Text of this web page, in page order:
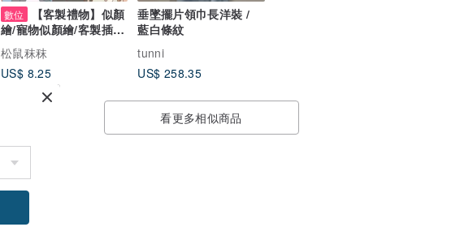
數位
【客製禮物】似顏
繪/寵物似顏繪/客製插畫
| 提供電子檔
松鼠秣秣
US$ 8.25
垂墜擺片領巾長洋裝 /
藍白條紋
tunni
US$ 258.35
看更多相似商品